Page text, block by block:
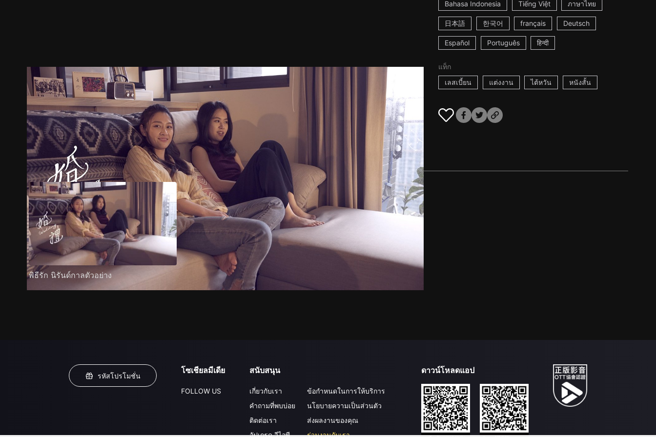
Bahasa Indonesia Tiếng Việt ภาษาไทย
日本語 한국어 français Deutsch
Español Português हिन्दी
แท็ก
เลสเบี้ยน
แต่งงาน ไต้หวัน หนังสั้น
ตัวอย่าง ภาพนิ่ง เนื้อหาที่แนะนำ รายละเอียด
พิธีรัก นิรันด์กาลตัวอย่าง
รหัสโปรโมชั่น
โซเชียลมีเดีย
FOLLOW US
สนับสนุน
เกี่ยวกับเรา
คำถามที่พบบ่อย
ติดต่อเรา
อัปเกรด วีไอพี
ข้อกำหนดในการให้บริการ
นโยบายความเป็นส่วนตัว
ส่งผลงานของคุณ
ร่วมงานกับเรา
ดาวน์โหลดแอป